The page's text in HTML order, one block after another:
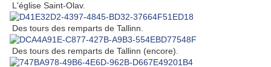
L'église Saint-Olav.
Des tours des remparts de Tallinn.
Des tours des remparts de Tallinn (encore).